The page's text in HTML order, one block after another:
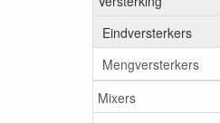
Eindversterkers
Mengversterkers
Mixers